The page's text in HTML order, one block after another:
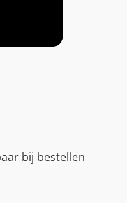
bij bestellen